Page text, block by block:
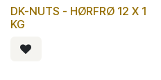
DK-NUTS - HØRFRØ 12 X 1
KG